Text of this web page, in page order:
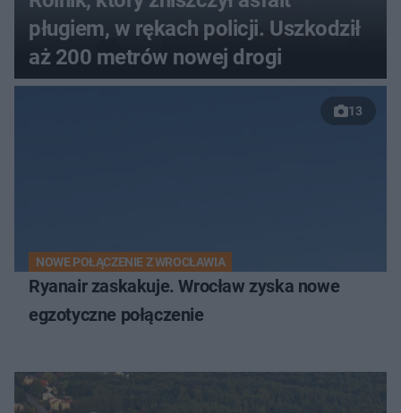
pługiem, w rękach policji. Uszkodził
aż 200 metrów nowej drogi
13
NOWE POŁĄCZENIE Z WROCŁAWIA
Ryanair zaskakuje. Wrocław zyska nowe
egzotyczne połączenie